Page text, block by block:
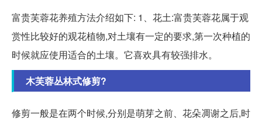
富贵芙蓉花养殖方法介绍如下: 1、花土:富贵芙蓉花属于观
赏性比较好的观花植物,对土壤有一定的要求,第一次种植的
时候就应使用适合的土壤。它喜欢具有较强排水。
木芙蓉丛林式修剪?
修剪一般是在两个时候,分别是萌芽之前、花朵凋谢之后,时